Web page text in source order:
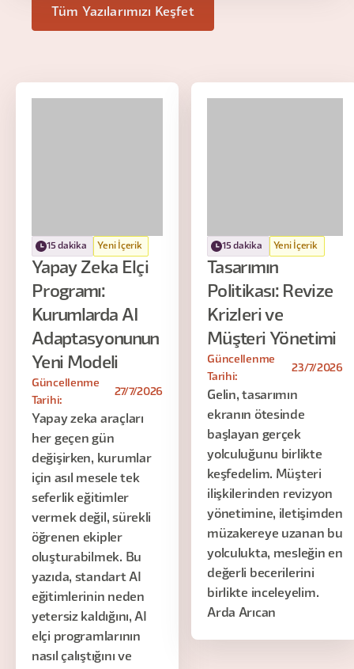
Tüm Yazılarımızı Keşfet
15 dakika Yeni İçerik
Yapay Zeka Elçi
Programı:
Kurumlarda AI
Adaptasyonunun
Yeni Modeli
Güncellenme
Tarihi:
27/7/2026
Yapay zeka araçları
her geçen gün
değişirken, kurumlar
için asıl mesele tek
seferlik eğitimler
vermek değil, sürekli
öğrenen ekipler
oluşturabilmek. Bu
yazıda, standart AI
eğitimlerinin neden
yetersiz kaldığını, AI
elçi programlarının
nasıl çalıştığını ve
15 dakika Yeni İçerik
Tasarımın
Politikası: Revize
Krizleri ve
Müşteri Yönetimi
Güncellenme
Tarihi:
23/7/2026
Gelin, tasarımın
ekranın ötesinde
başlayan gerçek
yolculuğunu birlikte
keşfedelim. Müşteri
ilişkilerinden revizyon
yönetimine, iletişimden
müzakereye uzanan bu
yolculukta, mesleğin en
değerli becerilerini
birlikte inceleyelim.
Arda Arıcan